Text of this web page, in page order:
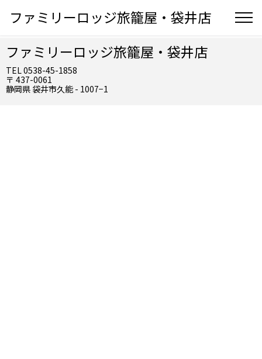
ファミリーロッジ旅籠屋・袋井店
ファミリーロッジ旅籠屋・袋井店
TEL 0538-45-1858
〒 437-0061
静岡県 袋井市久能 - 1007−1